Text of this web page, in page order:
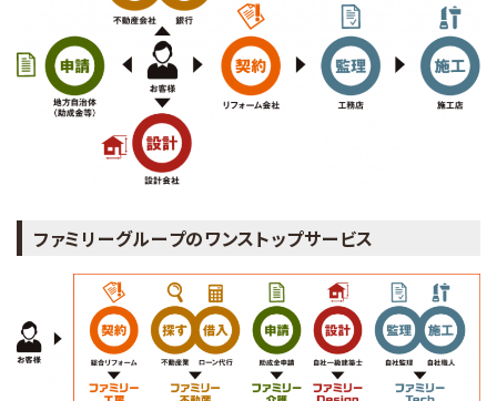
ファミリーグループのワンストップサービス